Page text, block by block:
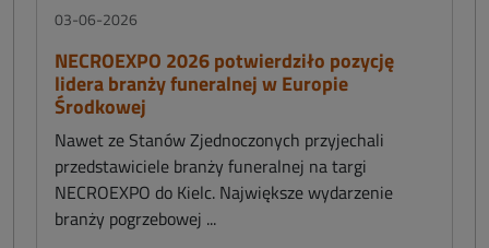
03-06-2026
NECROEXPO 2026 potwierdziło pozycję
lidera branży funeralnej w Europie
Środkowej
Nawet ze Stanów Zjednoczonych przyjechali
przedstawiciele branży funeralnej na targi
NECROEXPO do Kielc. Największe wydarzenie
branży pogrzebowej ...